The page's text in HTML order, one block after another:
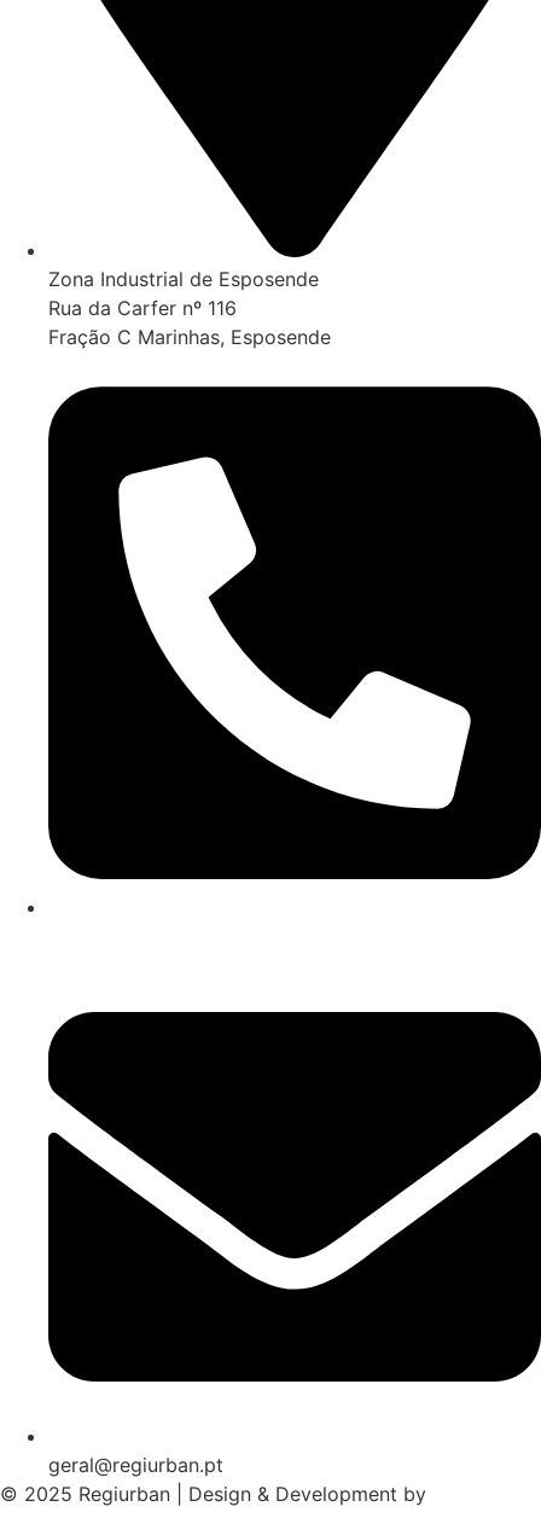
Zona Industrial de Esposende
Rua da Carfer nº 116
Fração C Marinhas, Esposende
geral@regiurban.pt
© 2025 Regiurban | Design & Development by